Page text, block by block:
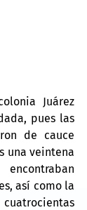
Juárez
pues las
de cauce
una veintena
así como la